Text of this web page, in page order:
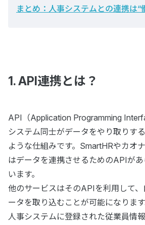
まとめ：人事システムとの連携は“
1. API連携とは？
API（Application Programming
システム同士がデータをやり取りす
ような仕組みです。SmartHRやカオ
はデータを連携させるためのAPIが
います。
他のサービスはそのAPIを利用して
ータを取り込むことが可能になりま
人事システムに登録された従業員情